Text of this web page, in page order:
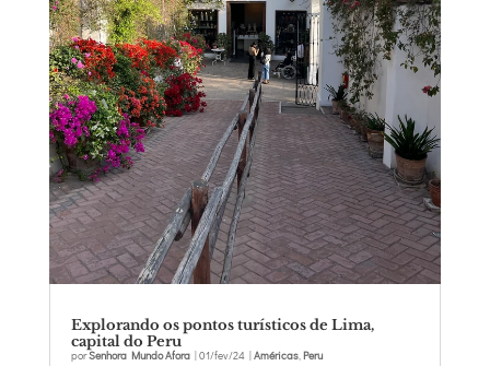
Explorando os pontos turísticos de Lima,
capital do Peru
porSenhora Mundo Afora| 01/fev/24| Américas, Peru